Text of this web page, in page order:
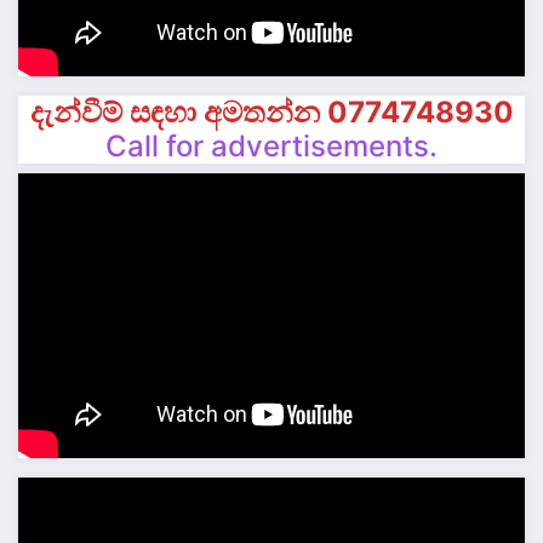
දැන්වීම් සඳහා අමතන්න 0774748930
Call for advertisements.